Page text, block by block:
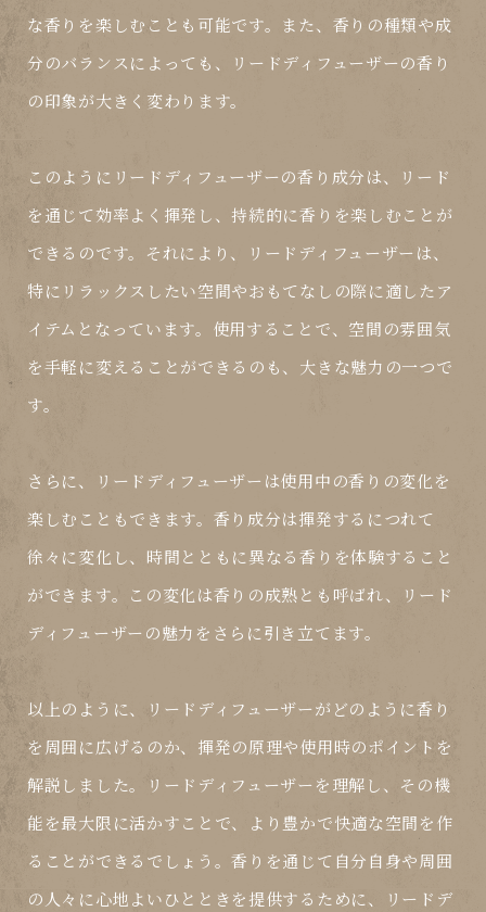
な香りを楽しむことも可能です。また、香りの種類や成
分のバランスによっても、リードディフューザーの香り
の印象が大きく変わります。
このようにリードディフューザーの香り成分は、リード
を通じて効率よく揮発し、持続的に香りを楽しむことが
できるのです。それにより、リードディフューザーは、
特にリラックスしたい空間やおもてなしの際に適したア
イテムとなっています。使用することで、空間の雰囲気
を手軽に変えることができるのも、大きな魅力の一つで
す。
さらに、リードディフューザーは使用中の香りの変化を
楽しむこともできます。香り成分は揮発するにつれて
徐々に変化し、時間とともに異なる香りを体験すること
ができます。この変化は香りの成熟とも呼ばれ、リード
ディフューザーの魅力をさらに引き立てます。
以上のように、リードディフューザーがどのように香り
を周囲に広げるのか、揮発の原理や使用時のポイントを
解説しました。リードディフューザーを理解し、その機
能を最大限に活かすことで、より豊かで快適な空間を作
ることができるでしょう。香りを通じて自分自身や周囲
の人々に心地よいひとときを提供するために、リードデ